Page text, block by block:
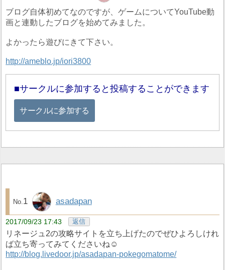
ブログ自体初めてなのですが、ゲームについてYouTube動
画と連動したブログを始めてみました。
よかったら遊びにきて下さい。
http://ameblo.jp/iori3800
サークルに参加すると投稿することができます
サークルに参加する
1 asadapan
2017/09/23 17:43 返信
リネージュ2の攻略サイトを立ち上げたのでぜひよろしけれ
ば立ち寄ってみてくださいね☺️
http://blog.livedoor.jp/asadapan-pokegomatome/